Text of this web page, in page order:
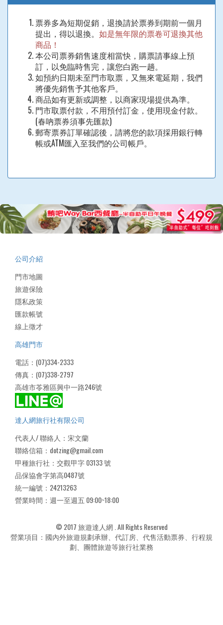
票券多為短期促銷，退換請於票券到期前一個月
提出，得以退換。 如是無年限的票卷可退換其他
商品！
本公司票券銷售速度相當快，購票請事線上預
訂，以免臨時售完，讓您白跑一趟。
如預約日期未至門市取票，又無來電延期，我們
將優先銷售予其他客戶。
商品如有更新或調整，以商家現場提供為準。
門市取票付款，不用預付訂金，使用現金付款。
(春吶票券須事先匯款)
郵寄票券訂單確認後，請將您的款項採用銀行轉
帳或ATM匯入至我們的公司帳戶。
公司介紹
門市地圖
旅遊保險
隱私政策
匯款帳號
線上徵才
高雄門市
電話：(07)334-2333
傳真：(07)338-2797
高雄市苓雅區興中一路246號
達人網旅行社有限公司
代表人/ 聯絡人：宋文蘭
聯絡信箱：dotzing@gmail.com
甲種旅行社：交觀甲字 03133 號
品保協會字第高0487號
統一編號：24213263
營業時間：週一至週五 09:00~18:00
© 2017 旅遊達人網 . All Rights Reserved
營業項目：國內外旅遊規劃承辦、代訂房、代售活動票券、行程規
劃、團體旅遊等旅行社業務